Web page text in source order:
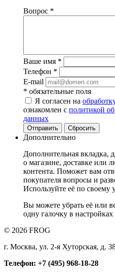
Вопрос *
Ваше имя *
Телефон *
E-mail
* обязательные поля
Я согласен на
ознакомлен с политикой
данных
Отправить Сбросить
Дополнительно
Дополнительная вкладка,
о магазине, доставке или
контента. Поможет вам
покупателя вопросы и
Используйте её по своему
Вы можете убрать её или
одну галочку в
© 2026 FROG
г. Москва, ул. 2-я Хуторская, д.
Телефон: +7 (495) 968-18-28